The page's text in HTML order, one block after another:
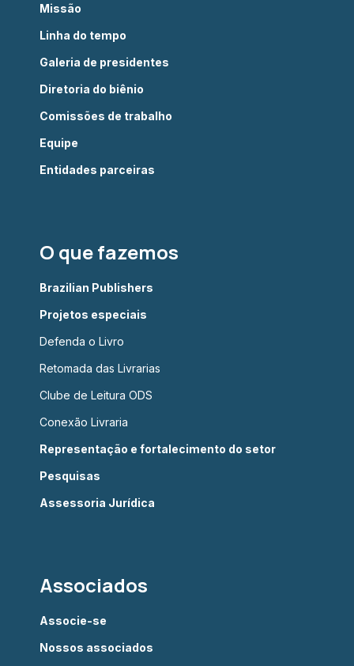
Missão
Linha do tempo
Galeria de presidentes
Diretoria do biênio
Comissões de trabalho
Equipe
Entidades parceiras
O que fazemos
Brazilian Publishers
Projetos especiais
Defenda o Livro
Retomada das Livrarias
Clube de Leitura ODS
Conexão Livraria
Representação e fortalecimento do setor
Pesquisas
Assessoria Jurídica
Associados
Associe-se
Nossos associados